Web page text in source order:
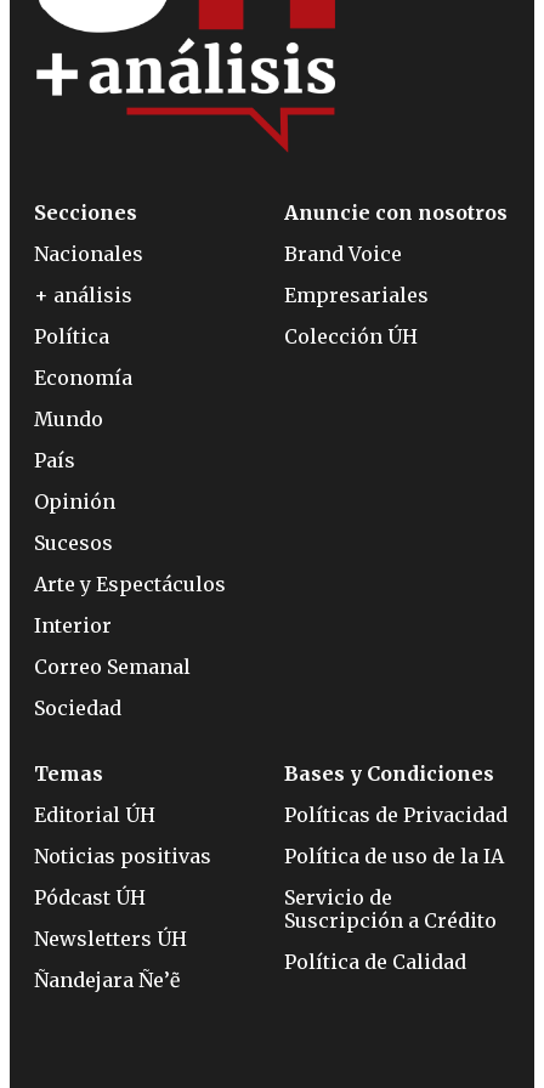
Secciones
Nacionales
+ análisis
Política
Economía
Mundo
País
Opinión
Sucesos
Arte y Espectáculos
Interior
Correo Semanal
Sociedad
Anuncie con nosotros
Brand Voice
Empresariales
Colección ÚH
Temas
Editorial ÚH
Noticias positivas
Pódcast ÚH
Newsletters ÚH
Ñandejara Ñe’ẽ
Bases y Condiciones
Políticas de Privacidad
Política de uso de la IA
Servicio de
Suscripción a Crédito
Política de Calidad